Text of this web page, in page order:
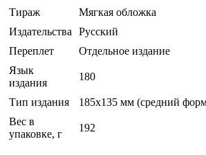
Тираж
Мягкая обложка
Издательства Русский
Переплет
Отдельное издание
Язык
издания
180
Тип издания
185x135 мм (средний
Вес в
упаковке, г
192